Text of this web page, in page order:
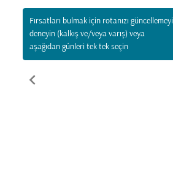
Fırsatları bulmak için rotanızı güncellemeyi
deneyin (kalkış ve/veya varış) veya
aşağıdan günleri tek tek seçin
chevron_left